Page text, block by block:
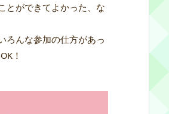
とができてよかった、な
ろんな参加の仕方があっ
！